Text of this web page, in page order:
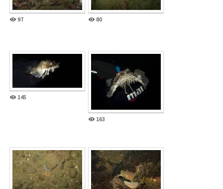
97 80
145
163